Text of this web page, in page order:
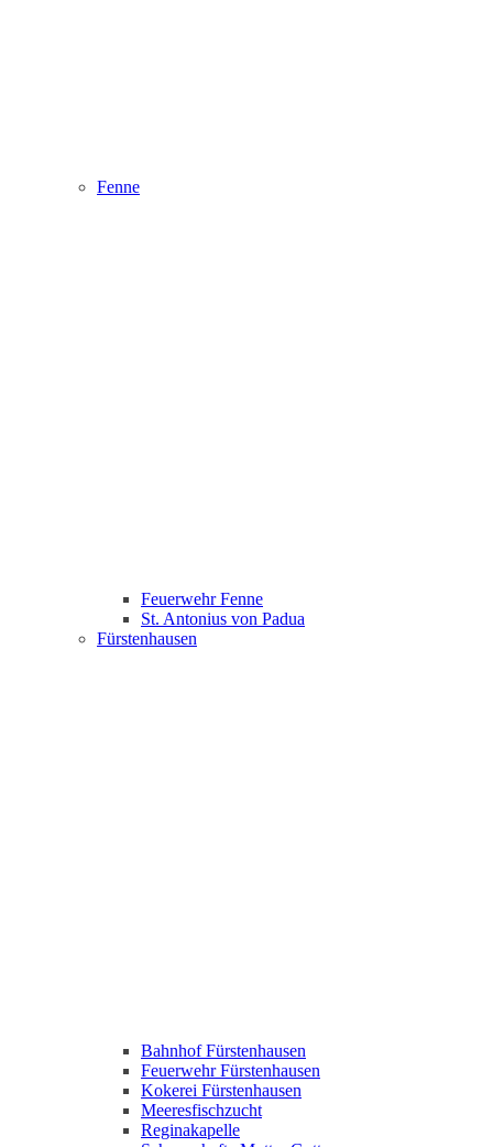
Fenne
Feuerwehr Fenne
St. Antonius von Padua
Fürstenhausen
Bahnhof Fürstenhausen
Feuerwehr Fürstenhausen
Kokerei Fürstenhausen
Meeresfischzucht
Reginakapelle